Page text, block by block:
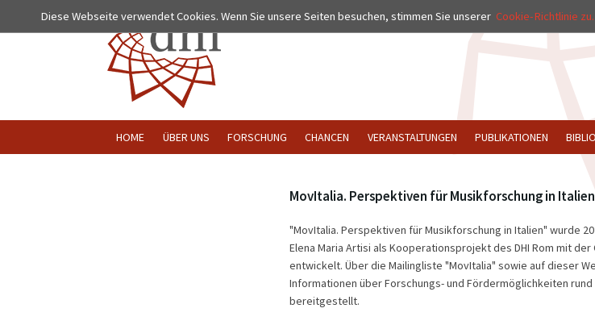
Diese Webseite verwendet Cookies. Wenn Sie unsere Seiten besuchen, stimmen Sie unserer Cookie-Richtlinie zu.
MovItalia. Perspektiven für Musikforschung in Italien
"MovItalia. Perspektiven für Musikforschung in Italien" wurde
Elena Maria Artisi als Kooperationsprojekt des DHI Rom mit
entwickelt. Über die Mailingliste "MovItalia" sowie auf dieser
Informationen über Forschungs- und Fördermöglichkeiten
bereitgestellt.
HOME ÜBER UNS FORSCHUNG CHANCEN VERANSTALTUNGEN PUBLIKATIONEN